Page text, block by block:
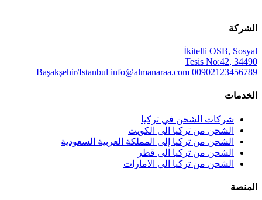
الشركة
İkitelli OSB, Sosyal
Tesis No:42, 34490
Başakşehir/Istanbul info@almanaraa.com 00902123456789
الخدمات
شركات الشحن في تركيا
الشحن من تركيا الى الكويت
الشحن من تركيا إلى المملكة العربية السعودية
الشحن من تركيا الى قطر
الشحن من تركيا الى الامارات
المنصة